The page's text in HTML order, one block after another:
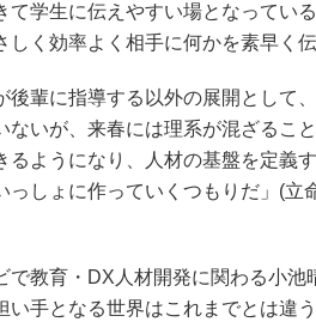
て学生に伝えやすい場となってい
しく効率よく相手に何かを素早く
輩に指導する以外の展開として
ないが、来春には理系が混ざるこ
るようになり、人材の基盤を定義
っしょに作っていくつもりだ」(立
教育・DX人材開発に関わる小池
い手となる世界はこれまでとは違